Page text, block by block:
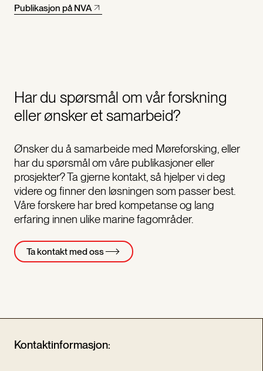
Publikasjon på NVA
Har du spørsmål om vår forskning
eller ønsker et samarbeid?
Ønsker du å samarbeide med Møreforsking, eller
har du spørsmål om våre publikasjoner eller
prosjekter? Ta gjerne kontakt, så hjelper vi deg
videre og finner den løsningen som passer best.
Våre forskere har bred kompetanse og lang
erfaring innen ulike marine fagområder.
Ta kontakt med oss
Kontaktinformasjon: